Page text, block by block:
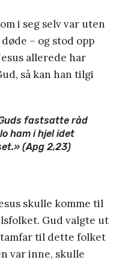
i seg selv var uten
– og stod opp
allerede har
så kan han tilgi
fastsatte råd
ham i hjel idet
(Apg 2,23)
skulle komme til
Gud valgte ut
til dette folket
var inne, skulle